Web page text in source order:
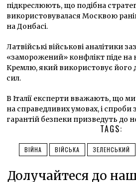
підкреслюють, що подібна
використовувалася Москвою
на Донбасі.
Латвійські військові аналітики
«заморожений» конфлікт піде на
Кремлю, який використовує його
сил.
В Італії експерти вважають, що
на справедливих умовах, і спроби
гарантій безпеки призведуть до
TAGS:
ВІЙНА ВІЙСЬКА ЗЕЛЕНСЬКИЙ
Долучайтеся до